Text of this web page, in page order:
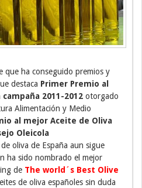
que ha conseguido premios y
destaca Primer Premio al
2011-2012 otorgado
Alimentación y Medio
al mejor Aceite de Oliva
Oleicola
oliva de España aun sigue
ha sido nombrado el mejor
de The world´s Best Olive
de oliva españoles sin duda